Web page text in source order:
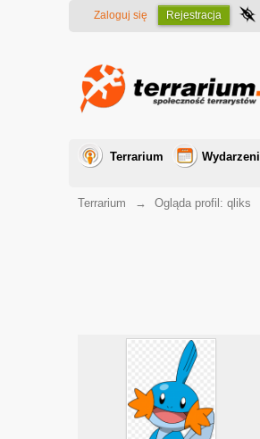
Zaloguj się Rejestracja
Terrarium
Terrarium
→ Ogląda profil: qliks